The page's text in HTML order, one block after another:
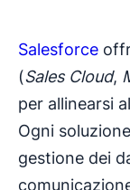
Salesforce
(Sales Cloud,
per allinearsi
Ogni
gestione dei